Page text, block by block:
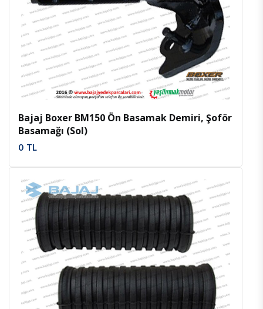
İncele Favoriler
Bajaj Boxer BM150 Ön Basamak Demiri, Şoför
Basamağı (Sol)
0 TL